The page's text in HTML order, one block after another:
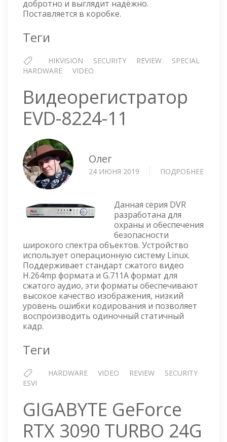
добротно и выглядит надёжно.
Поставляется в коробке.
Теги
HIKVISION SECURITY REVIEW
SPECIAL
HARDWARE
VIDEO
Видеорегистратор
EVD-8224-11
Олег
24 ИЮНЯ 2019 ПОДРОБНЕЕ
Данная серия DVR
разработана для
охраны и обеспечения
безопасности
широкого спектра объектов. Устройство
использует операционную систему Linux.
Поддерживает стандарт сжатого видео
H.264mp формата и G.711A формат для
сжатого аудио, эти форматы обеспечивают
высокое качество изображения, низкий
уровень ошибки кодирования и позволяет
воспроизводить одиночный статичный
кадр.
Теги
HARDWARE VIDEO REVIEW
SECURITY
ESVI
GIGABYTE GeForce
RTX 3090 TURBO 24G